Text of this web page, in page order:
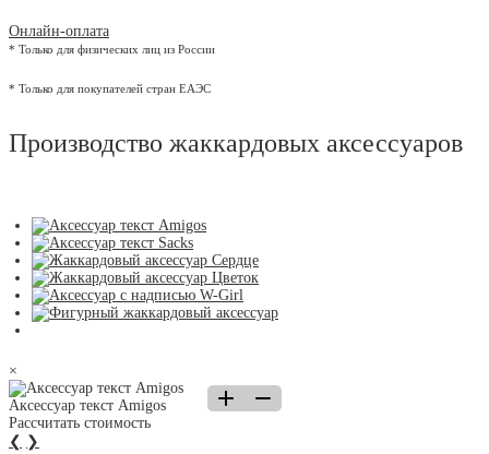
Онлайн-оплата
* Только для физических лиц из России
* Только для покупателей стран ЕАЭС
Производство жаккардовых аксессуаров
×
Аксессуар текст Amigos
Рассчитать стоимость
❮ ❯